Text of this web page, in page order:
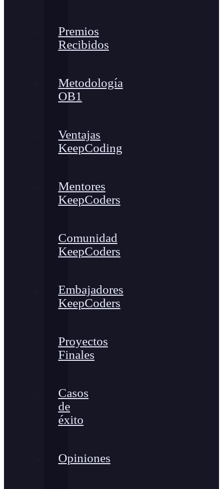
Premios
Recibidos
Metodología
OB1
Ventajas
KeepCoding
Mentores
KeepCoders
Comunidad
KeepCoders
Embajadores
KeepCoders
Proyectos
Finales
Casos
de
éxito
Opiniones